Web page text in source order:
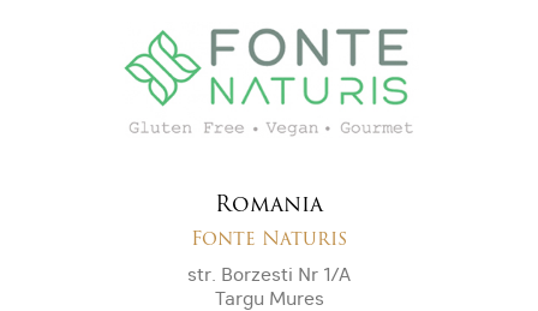
Romania
Fonte Naturis
str. Borzesti Nr 1/A
Targu Mures